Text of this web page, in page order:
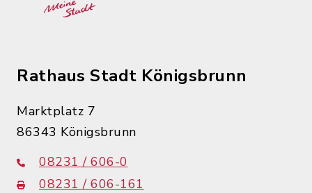
Rathaus Stadt Königsbrunn
Marktplatz 7
86343 Königsbrunn
08231 / 606-0
08231 / 606-161